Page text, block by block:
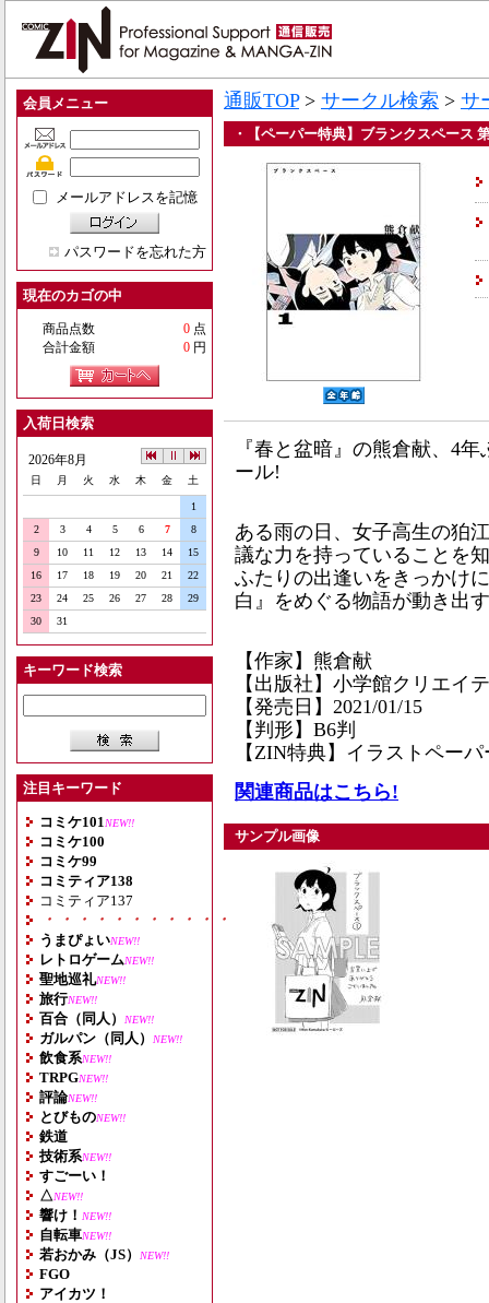
会員メニュー
メールアドレスを記憶
パスワードを忘れた方
現在のカゴの中
商品点数 0 点
合計金額
0 円
入荷日検索
2026年8月
日 月 火 水 木 金 土
1
2
3 4 5 6 7
8
9
10 11 12 13 14
15
16
17 18 19 20 21
22
23
24 25 26 27 28
29
30
31
キーワード検索
注目キーワード
コミケ101 NEW!!
コミケ100
コミケ99
コミティア138
コミティア137
・・・・・・・・・・・・・・・・・・・
うまぴょいNEW!!
レトロゲームNEW!!
聖地巡礼NEW!!
旅行NEW!!
百合（同人） NEW!!
ガルパン（同人） NEW!!
飲食系NEW!!
TRPGNEW!!
評論NEW!!
とびものNEW!!
鉄道
技術系NEW!!
すごーい！
△NEW!!
響け！ NEW!!
自転車NEW!!
若おかみ（JS） NEW!!
FGO
アイカツ！
通販TOP> サークル検索 > サ
・【ペーパー特典】ブランクスペース
『春と盆暗』の熊倉献、4
ール!
ある雨の日、女子高生の狛
議な力を持っていることを
ふたりの出逢いをきっかけ
白』をめぐる物語が動き
【作家】熊倉献
【出版社】小学館クリエイ
【発売日】2021/01/15
【判形】B6判
【ZIN特典】イラストペーパ
関連商品はこちら!
サンプル画像